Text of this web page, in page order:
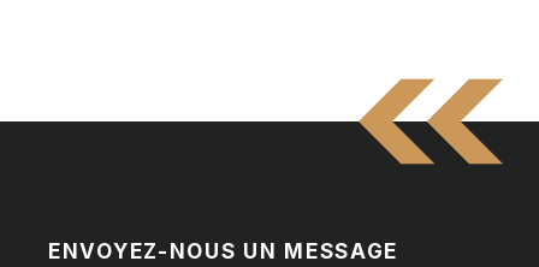
ENVOYEZ-NOUS UN MESSAGE